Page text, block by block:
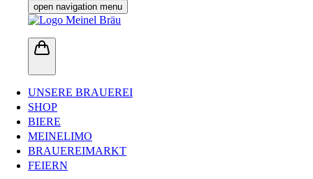
open navigation menu
UNSERE BRAUEREI
SHOP
BIERE
MEINELIMO
BRAUEREIMARKT
FEIERN